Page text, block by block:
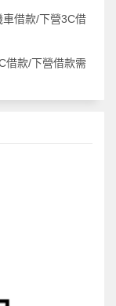
借款/下營3C借
借款/下營借款需